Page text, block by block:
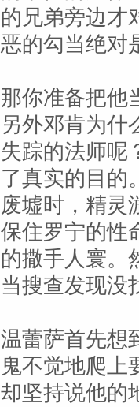
的兄弟旁边才
恶的勾当绝对
那你准备把他
另外邓肯为什
失踪的法师呢
了真实的目的
废墟时，精灵
保住罗宁的性
的撒手人寰。
当搜查发现没
温蕾萨首先想
鬼不觉地爬上
却坚持说他的